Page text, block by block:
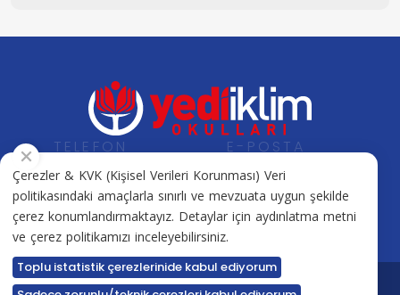
Çerezler & KVK (Kişisel Verileri Korunması) Veri
politikasındaki amaçlarla sınırlı ve mevzuata uygun şekilde
çerez konumlandırmaktayız. Detaylar için aydınlatma metni
ve çerez politikamızı inceleyebilirsiniz.
Toplu istatistik çerezlerinide kabul ediyorum
TELEFON
+90 412 505 17 17
E-POSTA
info@yediiklimkolejleri.net